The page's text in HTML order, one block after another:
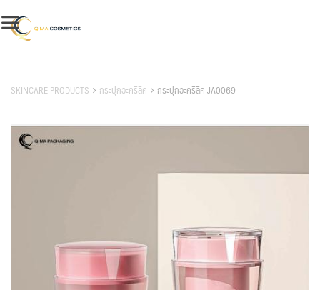
to
content
SKINCARE PRODUCTS กระปุกอะคริลิค กระปุกอะคริลิค JA0069